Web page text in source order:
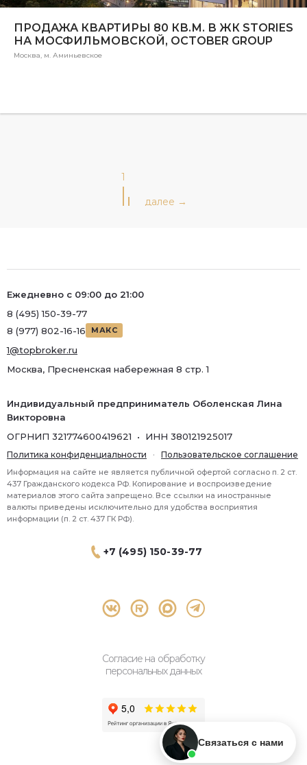
ПРОДАЖА КВАРТИРЫ 80 КВ.М. В ЖК STORIES
НА МОСФИЛЬМОВСКОЙ, OCTOBER GROUP
Москва, м. Аминьевское
1
+7 (495) 150-39-77
Согласие на обработку
персональных данных
Ежедневно с 09:00 до 21:00
8 (495) 150-39-77
8 (977) 802-16-16
МАКС
1@topbroker.ru
Москва, Пресненская набережная 8 стр. 1
Индивидуальный предприниматель Оболенская Лина
Викторовна
ОГРНИП 321774600419621 • ИНН 380121925017
Политика конфиденциальности · Пользовательское соглашение
Информация на сайте не является публичной офертой согласно п. 2 ст.
437 Гражданского кодекса РФ. Копирование и воспроизведение
материалов этого сайта запрещено. Все ссылки на иностранные
валюты приведены исключительно для удобства восприятия
информации (п. 2 ст. 437 ГК РФ).
Связаться с нами